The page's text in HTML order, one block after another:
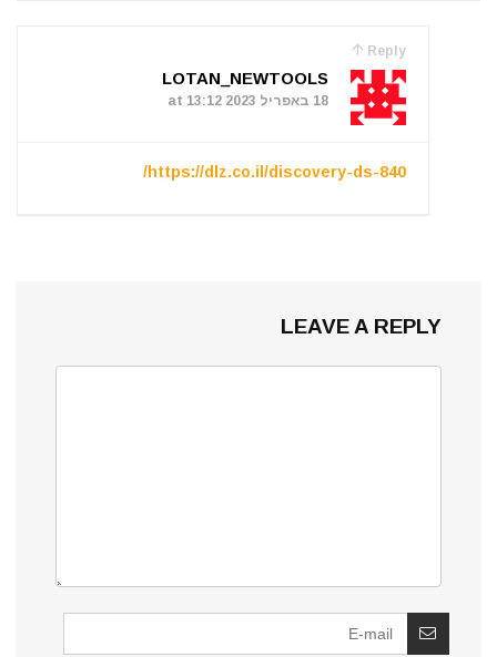
Reply
LOTAN_NEWTOOLS
18 באפריל 2023 at 13:12
https://dlz.co.il/discovery-ds-840/
LEAVE A REPLY